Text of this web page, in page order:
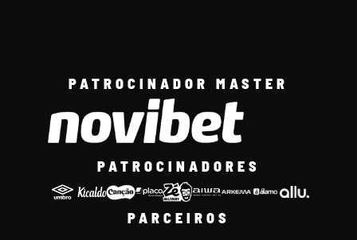
PATROCINADOR MASTER
PATROCINADORES
PARCEIROS